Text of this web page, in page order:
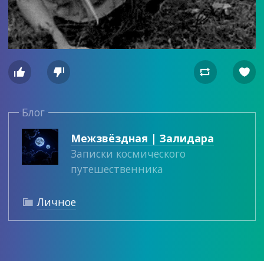
   
Блог
Межзвёздная | Залидара
Записки космического
путешественника
 Личное